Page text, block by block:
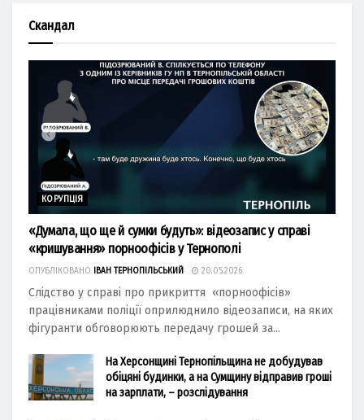
Скандал
КОРУПЦІЯ
«Думала, що ще й сумки будуть»: відеозапис у справі
«кришування» порноофісів у Тернополі
ОПУБЛІКОВАНО ІВАН ТЕРНОПІЛЬСЬКИЙ 20.05.2026
Слідство у справі про прикриття «порноофісів»
працівниками поліції оприлюднило відеозаписи, на яких
фігуранти обговорюють передачу грошей за...
На Херсонщині Тернопільщина не добудував
обіцяні будинки, а на Сумщину відправив гроші
на зарплати, – розслідування